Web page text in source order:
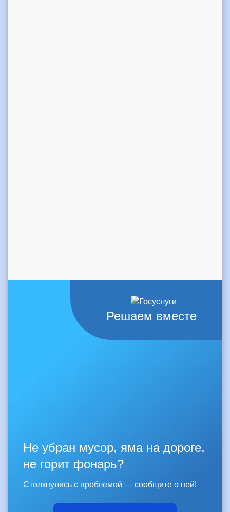
Решаем вместе
Не убран мусор, яма на дороге,
не горит фонарь?
Столкнулись с проблемой — сообщите о ней!